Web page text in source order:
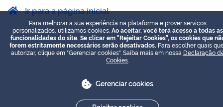
Ir para a página inicial
Para melhorar a sua experiência na plataforma e prover serviços
personalizados, utilizamos cookies. Ao aceitar, você terá acesso a todas as
funcionalidades do site. Se clicar em "Rejeitar Cookies", os cookies que
forem estritamente necessários serão desativados. Para escolher quais
autorizar, clique em "Gerenciar cookies". Saiba mais em nossa Declaração
Cookies
Gerenciar cookies